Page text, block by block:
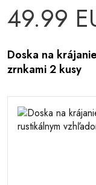
49.99
Doska na
zrnkami 2 kusy